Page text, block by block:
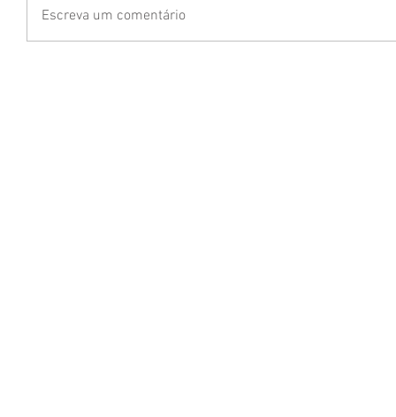
Escreva um comentário